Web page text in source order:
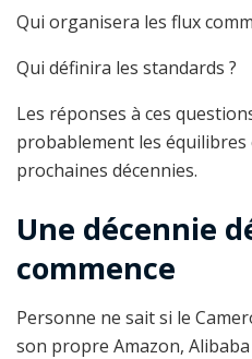
Qui organisera les flux
Qui définira les standards ?
Les réponses à ces
probablement les équilibres
prochaines décennies.
Une décennie
commence
Personne ne sait si le
son propre Amazon,